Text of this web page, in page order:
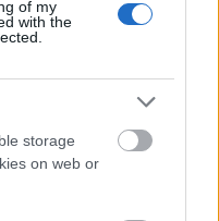
of my
with the
storage
on web or
környezetben
Magyarország
bázis út- és
fejlesztése